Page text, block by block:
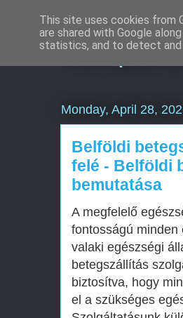
Komplex
Monday, April 28,
Belföldi
felé - Belföldi
bemutatása
A megfelelő
fontosságú minden
valaki egészségi
betegszállítás
biztosítva, hogy
el a szükséges
This site uses cookies from
are shared with Google
statistics, and to detect and